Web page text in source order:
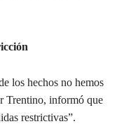
los hechos no hemos
Trentino, informó que
restrictivas”.